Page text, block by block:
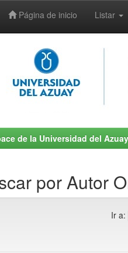
Página de inicio Listar
de la Universidad del Azuay
por Autor
Ir a: